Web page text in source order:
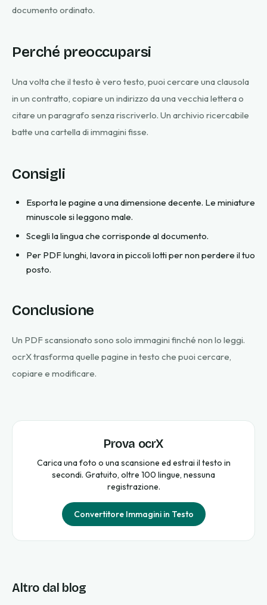
documento ordinato.
Perché preoccuparsi
Una volta che il testo è vero testo, puoi cercare una clausola
in un contratto, copiare un indirizzo da una vecchia lettera o
citare un paragrafo senza riscriverlo. Un archivio ricercabile
batte una cartella di immagini fisse.
Consigli
Esporta le pagine a una dimensione decente. Le miniature
minuscole si leggono male.
Scegli la lingua che corrisponde al documento.
Per PDF lunghi, lavora in piccoli lotti per non perdere il tuo
posto.
Conclusione
Un PDF scansionato sono solo immagini finché non lo leggi.
ocrX trasforma quelle pagine in testo che puoi cercare,
copiare e modificare.
Prova ocrX
Carica una foto o una scansione ed estrai il testo in
secondi. Gratuito, oltre 100 lingue, nessuna
registrazione.
Convertitore Immagini in Testo
Altro dal blog